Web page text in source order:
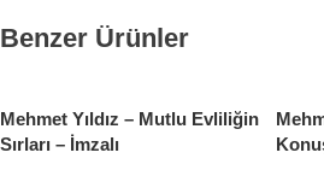
Benzer Ürünler
Mehmet Yıldız – Mutlu Evliliğin
Sırları – İmzalı